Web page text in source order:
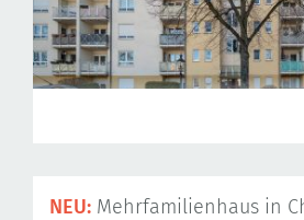
NEU: Mehrfamilienhaus in